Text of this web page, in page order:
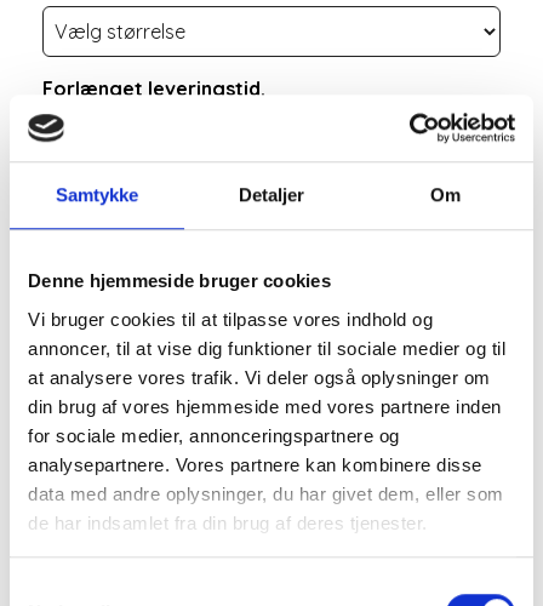
Samtykke Detaljer Om
Denne hjemmeside bruger cookies
Vi bruger cookies til at tilpasse vores indhold og
annoncer, til at vise dig funktioner til sociale medier og til
at analysere vores trafik. Vi deler også oplysninger om
din brug af vores hjemmeside med vores partnere inden
for sociale medier, annonceringspartnere og
analysepartnere. Vores partnere kan kombinere disse
data med andre oplysninger, du har givet dem, eller som
de har indsamlet fra din brug af deres tjenester.
Forlænget leveringstid.
Butikken er ferielukket fra 1. august, der sendes
Læg i kurv
Klassisk, enkelt og tidsløs sandfarvet trenchcoat
fra Soulmate.
Denne trenchcoat går ned til knæet.